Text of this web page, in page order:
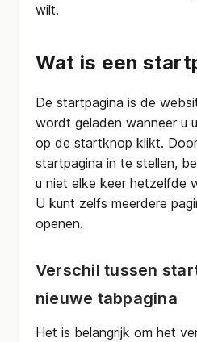
wilt.
Wat is een
De startpagina is de
wordt geladen wanneer u
op de startknop klikt.
startpagina in te stellen,
u niet elke keer hetzelfde
U kunt zelfs meerdere
openen.
Verschil tussen
nieuwe tabpagina
Het is belangrijk om het